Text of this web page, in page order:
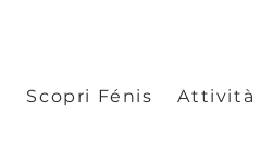
Scopri Fénis Attività